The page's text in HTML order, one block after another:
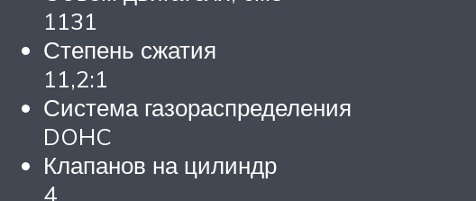
1131
Степень сжатия
11,2:1
Система газораспределения
DOHC
Клапанов на цилиндр
4